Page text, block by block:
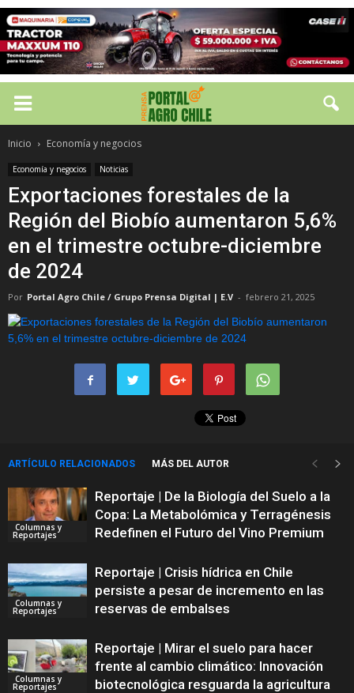
Inicio Economía y negocios
Economía y negocios Noticias
Exportaciones forestales de la
Región del Biobío aumentaron 5,6%
en el trimestre octubre-diciembre
de 2024
Por Portal Agro Chile / Grupo Prensa Digital | E.V - febrero 21, 2025
ARTÍCULO RELACIONADOS MÁS DEL AUTOR
Columnas y
Reportajes
Reportaje | De la Biología del Suelo a la
Copa: La Metabolómica y Terragénesis
Redefinen el Futuro del Vino Premium
Columnas y
Reportajes
Reportaje | Crisis hídrica en Chile
persiste a pesar de incremento en las
reservas de embalses
Columnas y
Reportajes
Reportaje | Mirar el suelo para hacer
frente al cambio climático: Innovación
biotecnológica resguarda la agricultura